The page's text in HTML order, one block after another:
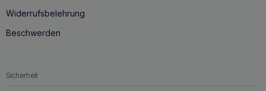
Widerrufsbelehrung
Beschwerden
Sicherheit